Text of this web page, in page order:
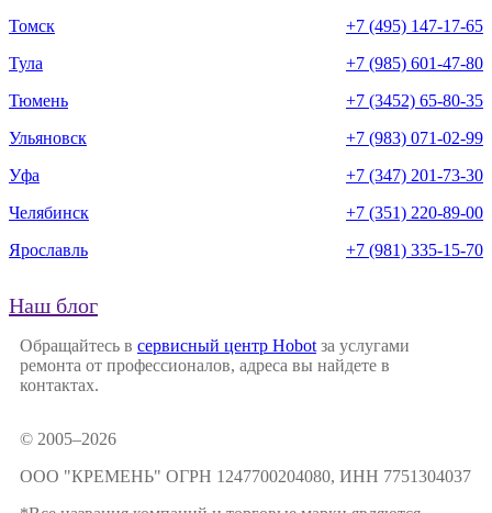
Томск
+7 (495) 147-17-65
Тула
+7 (985) 601-47-80
Тюмень
+7 (3452) 65-80-35
Ульяновск
+7 (983) 071-02-99
Уфа
+7 (347) 201-73-30
Челябинск
+7 (351) 220-89-00
Ярославль
+7 (981) 335-15-70
Наш блог
Обращайтесь в сервисный центр Hobot за услугами
ремонта от профессионалов, адреса вы найдете в
контактах.
© 2005–2026
ООО "КРЕМЕНЬ" ОГРН 1247700204080, ИНН 7751304037